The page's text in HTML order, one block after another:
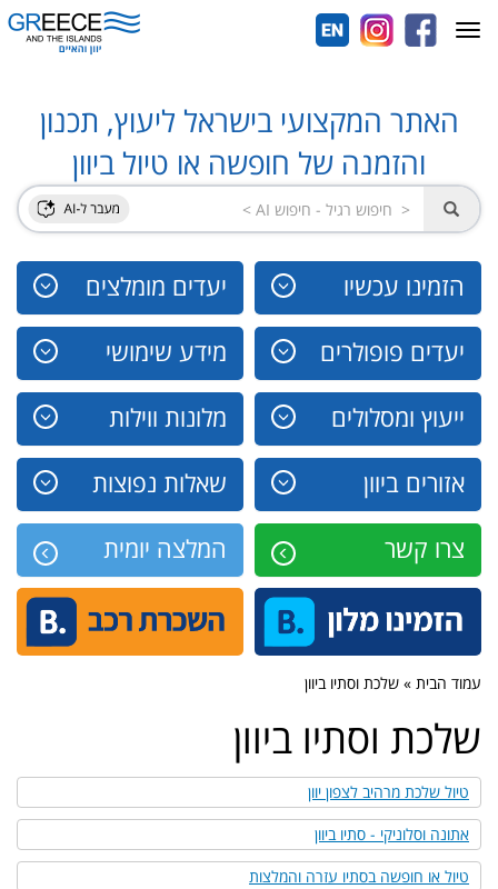
האתר המקצועי בישראל ליעוץ, תכנון
והזמנה של חופשה או טיול ביוון
הזמינו עכשיו יעדים מומלצים
יעדים פופולרים מידע שימושי
ייעוץ ומסלולים מלונות ווילות
אזורים ביוון שאלות נפוצות
צרו קשר המלצה יומית
Toggle
navigation
עמוד הבית » שלכת וסתיו ביוון
שלכת וסתיו ביוון
טיול שלכת מרהיב לצפון יוון
אתונה וסלוניקי - סתיו ביוון
טיול או חופשה בסתיו עזרה והמלצות